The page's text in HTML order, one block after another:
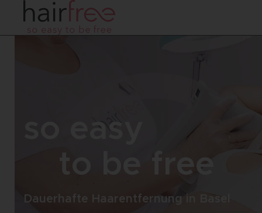
so easy
to be free
Dauerhafte Haarentfernung in Basel